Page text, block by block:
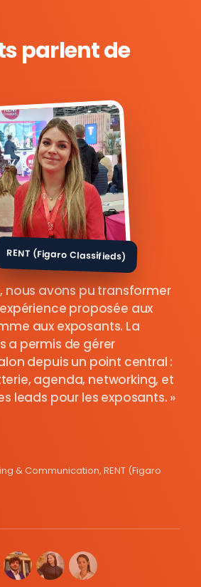
parlent de
RENT (Figaro Classifieds)
nous avons pu transformer
proposée aux
aux exposants. La
a permis de gérer
depuis un point central :
agenda, networking, et
leads pour les exposants.
& Communication, RENT (Figaro